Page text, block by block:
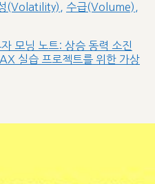
(Volatility) 수급(Volume)
모닝 노트: 상승 동력 소진
실습 프로젝트를 위한 가상